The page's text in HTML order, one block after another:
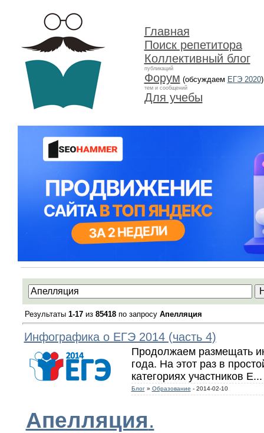
Главная
Поиск репетитора
Коллективный блог
публикаций
Форум (обсуждаем ЕГЭ 2020)
тем и сообщений
Для учебы
Результаты 1-17из 85418по запросу Апелляция
Инфографика о ЕГЭ 2014 (часть 4)
Продолжаем размещать
года. На этот раз в
категориях участников Е...
Блог » Образование - 2014-02-10
Апелляция.